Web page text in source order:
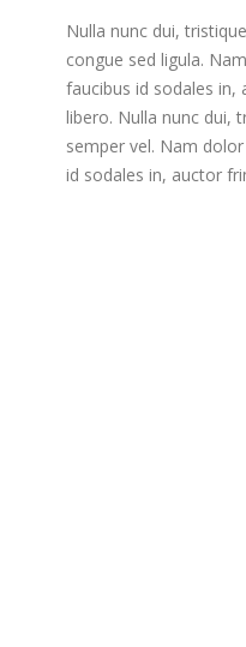
Nulla nunc dui,
congue sed ligula.
faucibus id sodales in,
libero. Nulla nunc dui,
semper vel. Nam
id sodales in, auctor